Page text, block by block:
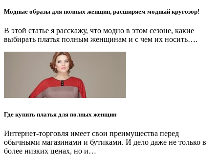
Модные образы для полных женщин, расширяем модный кругозор!
В этой статье я расскажу, что модно в этом сезоне, какие
выбирать платья полным женщинам и с чем их носить….
Где купить платья для полных женщин
Интернет-торговля имеет свои преимущества перед
обычными магазинами и бутиками. И дело даже не только в
более низких ценах, но и…